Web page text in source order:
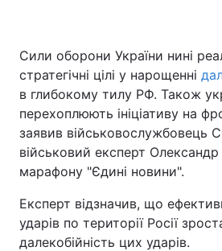
Україна
Економіка Світ
Наука
Техно і зв'язок Лайт
Здоров'я
Сили оборони України нині
стратегічні цілі у нарощенні
в глибокому тилу РФ. Також
перехоплюють ініціативу на
заявив військовослужбовець
військовий експерт Олександр
марафону "Єдині новини".
Експерт відзначив, що
ударів по території Росії
далекобійність цих ударів.